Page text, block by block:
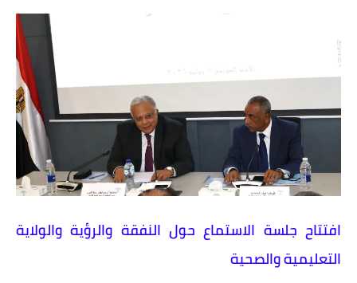
افتتاح جلسة الاستماع حول النفقة والرؤية والولاية
التعليمية والصحية